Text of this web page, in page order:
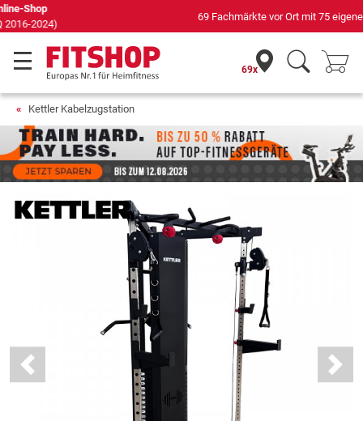
69 Fachmärkte vor Ort mit 75 eigenen Servicetechnikern
69x
Kettler Kabelzugstation
Previous Next